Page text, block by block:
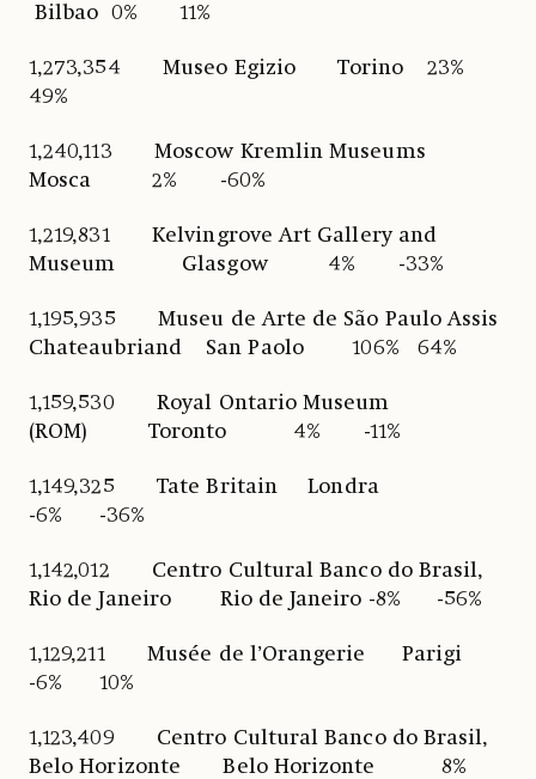
Bilbao 0% 11%
1,273,354 Museo Egizio Torino 23%
49%
1,240,113 Moscow Kremlin Museums
Mosca 2% -60%
1,219,831 Kelvingrove Art Gallery and
Museum Glasgow 4% -33%
1,195,935 Museu de Arte de São Paulo Assis
Chateaubriand San Paolo 106% 64%
1,159,530 Royal Ontario Museum
(ROM) Toronto 4% -11%
1,149,325 Tate Britain Londra
-6% -36%
1,142,012 Centro Cultural Banco do Brasil,
Rio de Janeiro Rio de Janeiro -8% -56%
1,129,211 Musée de l’Orangerie Parigi
-6% 10%
1,123,409 Centro Cultural Banco do Brasil,
Belo Horizonte Belo Horizonte 8%